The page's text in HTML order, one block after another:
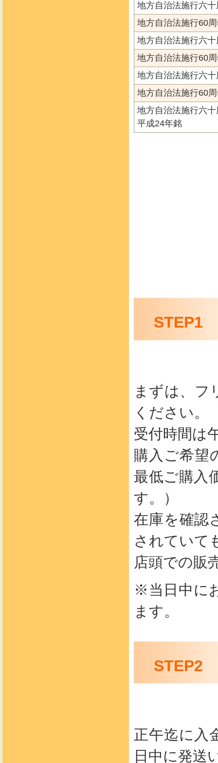
地方自治法施行六
地方自治法施行60
地方自治法施行六
地方自治法施行60
地方自治法施行六
地方自治法施行60
地方自治法施行六
平成24年銘
まずは、フ
ください。
受付時間は
購入ご希望
最低ご購入
す。）
在庫を確認
されていて
店頭での販
※当日中に
ます。
正午迄に入
日中に発送